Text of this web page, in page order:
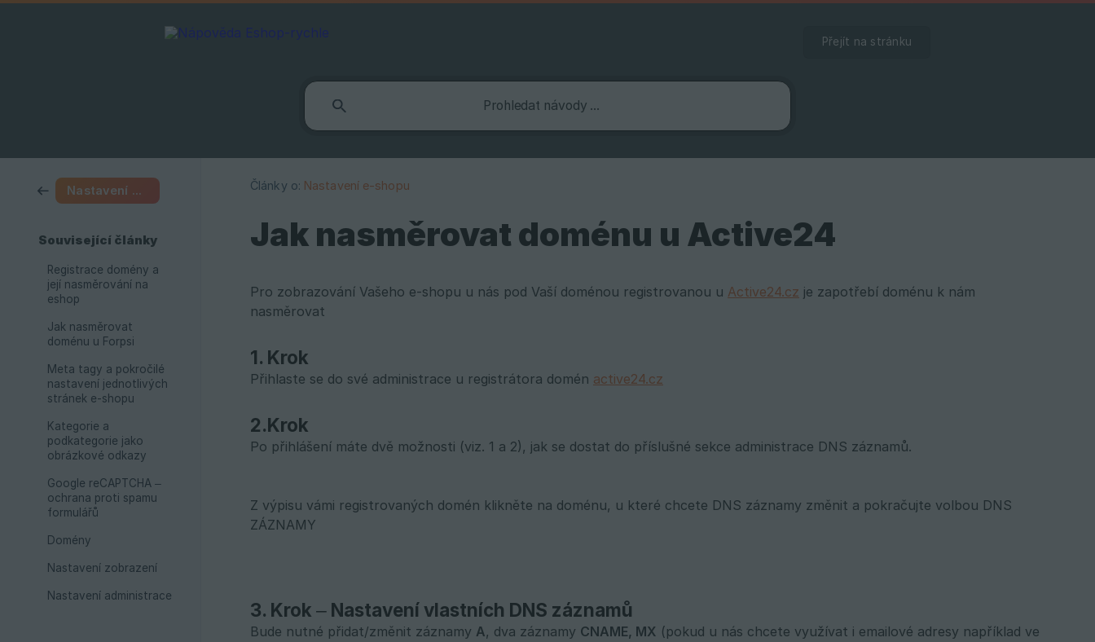
Přejít na stránku
Nastavení e-shopu
Související články
Registrace domény a
její nasměrování na
eshop
Jak nasměrovat
doménu u Forpsi
Meta tagy a pokročilé
nastavení jednotlivých
stránek e-shopu
Kategorie a
podkategorie jako
obrázkové odkazy
Google reCAPTCHA –
ochrana proti spamu
formulářů
Domény
Nastavení zobrazení
Nastavení administrace
Články o: Nastavení e-shopu
Jak nasměrovat doménu u Active24
Pro zobrazování Vašeho e-shopu u nás pod Vaší doménou registrovanou u Active24.cz je zapotřebí doménu k nám
nasměrovat
1. Krok
Přihlaste se do své administrace u registrátora domén active24.cz
2.Krok
Po přihlášení máte dvě možnosti (viz. 1 a 2), jak se dostat do příslušné sekce administrace DNS záznamů.
Z výpisu vámi registrovaných domén klikněte na doménu, u které chcete DNS záznamy změnit a pokračujte volbou DNS
ZÁZNAMY
3. Krok – Nastavení vlastních DNS záznamů
Bude nutné přidat/změnit záznamy A, dva záznamy CNAME, MX (pokud u nás chcete využívat i emailové adresy například ve